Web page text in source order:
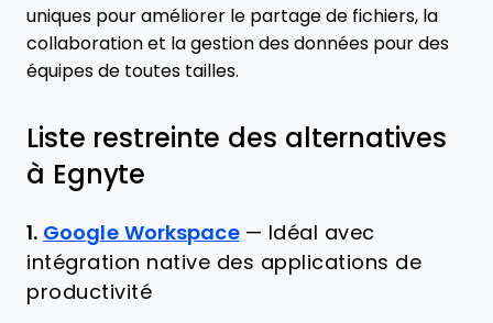
uniques pour améliorer le partage de fichiers, la
collaboration et la gestion des données pour des
équipes de toutes tailles.
Liste restreinte des alternatives
à Egnyte
1. Google Workspace — Idéal avec
intégration native des applications de
productivité